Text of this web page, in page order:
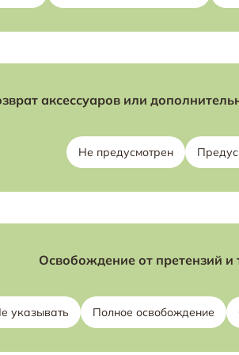
аксессуаров или
Не предусмотрен
Освобождение от претензий и
указывать Полное освобождение